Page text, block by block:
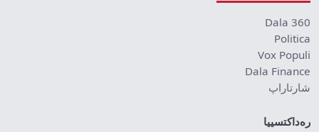
Dala 360
Politica
Vox Populi
Dala Finance
شارتاراپ
رەداكتسييا